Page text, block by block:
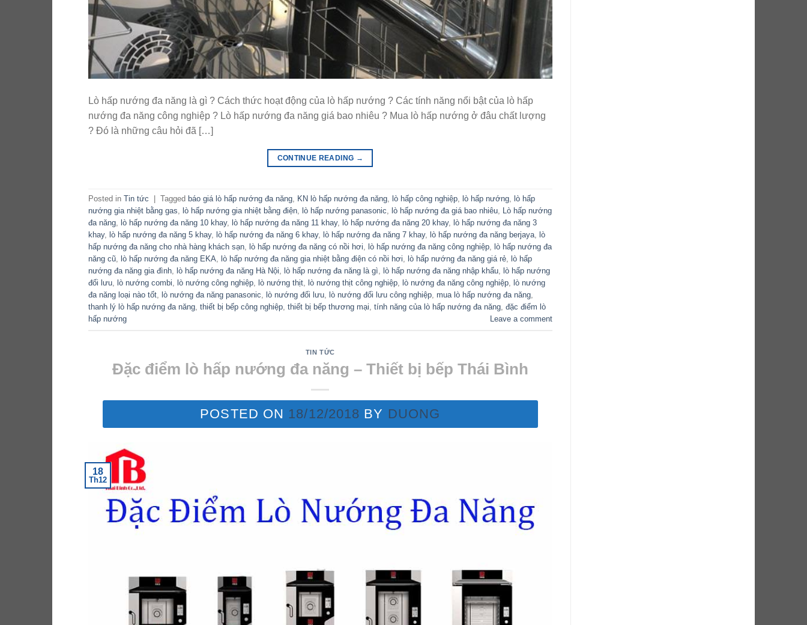
Lò hấp nướng đa năng là gì ? Cách thức hoạt động của lò hấp nướng ? Các tính năng nổi bật của lò hấp
nướng đa năng công nghiệp ? Lò hấp nướng đa năng giá bao nhiêu ? Mua lò hấp nướng ở đâu chất lượng
? Đó là những câu hỏi đã […]
CONTINUE READING →
Posted in Tin tức Tagged báo giá lò hấp nướng đa năng, KN lò hấp nướng đa năng, lò hấp công nghiệp, lò hấp nướng, lò hấp
nướng gia nhiệt bằng gas, lò hấp nướng gia nhiệt bằng điện, lò hấp nướng panasonic, lò hấp nướng đa giá bao nhiêu, Lò hấp nướng
đa năng, lò hấp nướng đa năng 10 khay, lò hấp nướng đa năng 11 khay, lò hấp nướng đa năng 20 khay, lò hấp nướng đa năng 3
khay, lò hấp nướng đa năng 5 khay, lò hấp nướng đa năng 6 khay, lò hấp nướng đa năng 7 khay, lò hấp nướng đa năng berjaya, lò
hấp nướng đa năng cho nhà hàng khách sạn, lò hấp nướng đa năng có nồi hơi, lò hấp nướng đa năng công nghiệp, lò hấp nướng đa
năng cũ, lò hấp nướng đa năng EKA, lò hấp nướng đa năng gia nhiệt bằng điện có nồi hơi, lò hấp nướng đa năng giá rẻ, lò hấp
nướng đa năng gia đình, lò hấp nướng đa năng Hà Nội, lò hấp nướng đa năng là gì, lò hấp nướng đa năng nhập khẩu, lò hấp nướng
đối lưu, lò nướng combi, lò nướng công nghiệp, lò nướng thịt, lò nướng thịt công nghiệp, lò nướng đa năng công nghiệp, lò nướng
đa năng loại nào tốt, lò nướng đa năng panasonic, lò nướng đối lưu, lò nướng đối lưu công nghiệp, mua lò hấp nướng đa năng,
thanh lý lò hấp nướng đa năng, thiết bị bếp công nghiệp, thiết bị bếp thương mại, tính năng của lò hấp nướng đa năng, đặc điểm lò
hấp nướng
Leave a comment
TIN TỨC
Đặc điểm lò hấp nướng đa năng – Thiết bị bếp Thái Bình
POSTED ON 18/12/2018 BY DUONG
18
Th12